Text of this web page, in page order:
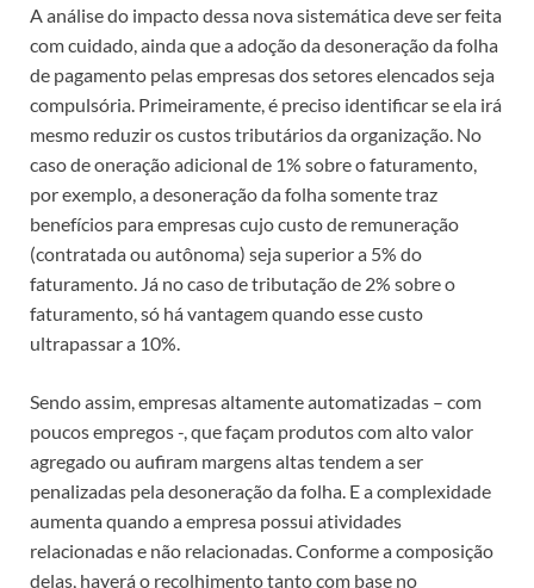
A análise do impacto dessa nova sistemática deve ser feita
com cuidado, ainda que a adoção da desoneração da folha
de pagamento pelas empresas dos setores elencados seja
compulsória. Primeiramente, é preciso identificar se ela irá
mesmo reduzir os custos tributários da organização. No
caso de oneração adicional de 1% sobre o faturamento,
por exemplo, a desoneração da folha somente traz
benefícios para empresas cujo custo de remuneração
(contratada ou autônoma) seja superior a 5% do
faturamento. Já no caso de tributação de 2% sobre o
faturamento, só há vantagem quando esse custo
ultrapassar a 10%.
Sendo assim, empresas altamente automatizadas – com
poucos empregos -, que façam produtos com alto valor
agregado ou aufiram margens altas tendem a ser
penalizadas pela desoneração da folha. E a complexidade
aumenta quando a empresa possui atividades
relacionadas e não relacionadas. Conforme a composição
delas, haverá o recolhimento tanto com base no